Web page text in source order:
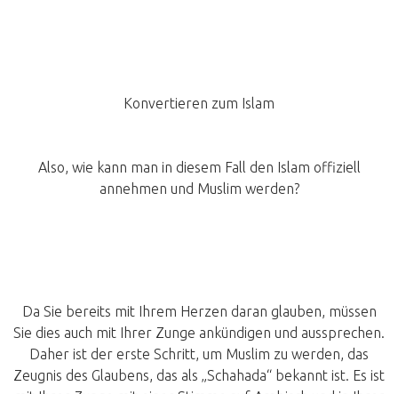
Konvertieren zum Islam
Also, wie kann man in diesem Fall den Islam offiziell
annehmen und Muslim werden?
Da Sie bereits mit Ihrem Herzen daran glauben, müssen
Sie dies auch mit Ihrer Zunge ankündigen und aussprechen.
Daher ist der erste Schritt, um Muslim zu werden, das
Zeugnis des Glaubens, das als „Schahada“ bekannt ist. Es ist